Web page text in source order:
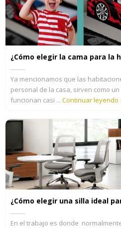
¿Cómo elegir la cama para la
Ya mencionamos que las
personal de la casa, sirven como
funcionan casi ... Continuar leyendo
¿Cómo elegir una silla ideal
En el trabajo es donde